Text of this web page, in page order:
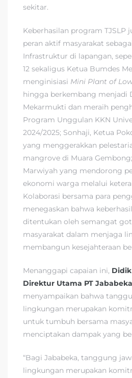
sekitar.
Keberhasilan program TJSLP
peran aktif masyarakat
Infrastruktur di lapangan,
12 sekaligus Ketua Bumdes
menginisiasi Mini Plant of
hingga berkembang menjadi
Mekarmukti dan meraih
Program Unggulan KKN
2024/2025; Sonhaji, Ketua
yang menggerakkan
mangrove di Muara
Marwiyah yang mendorong
ekonomi warga melalui
Kolaborasi bersama para
menegaskan bahwa
ditentukan oleh semangat
masyarakat dalam menjaga
membangun kesejahteraan
Menanggapi capaian ini,
Direktur Utama PT
menyampaikan bahwa
lingkungan merupakan
untuk tumbuh bersama
menciptakan dampak yang
“Bagi Jababeka, tanggung
lingkungan merupakan